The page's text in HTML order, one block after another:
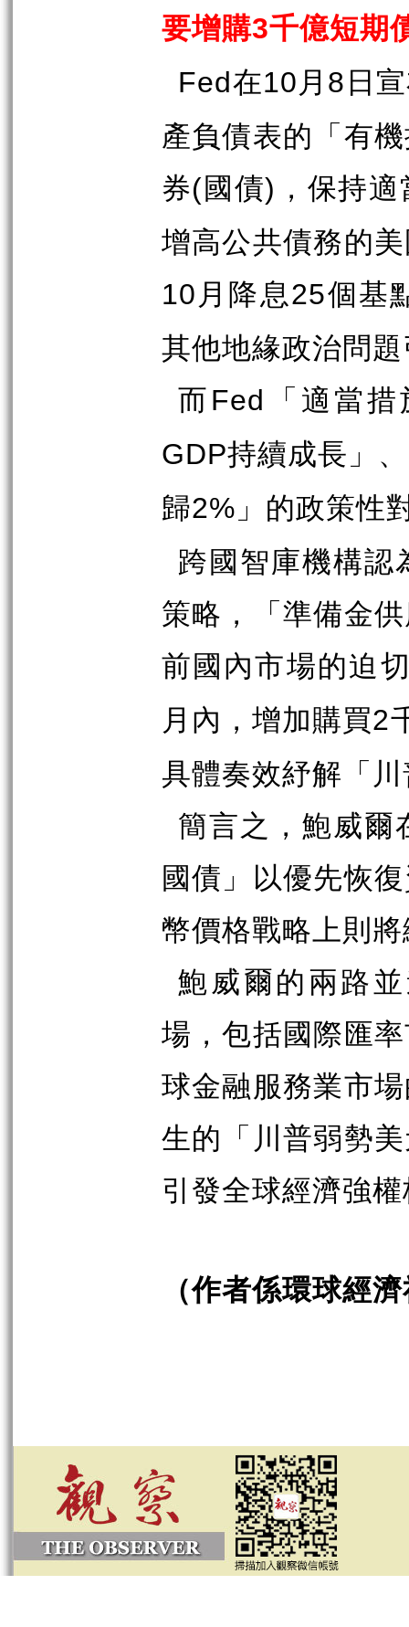
要增購3千億短期
Fed在10月 8 日
產負債表的「有
券(國債) ，保持
增高公共債務的
10 月降息25個基
其他地緣政治問
而Fed 「適當
GDP持續成長」
歸2% 」的政策性
跨國智庫機構認
策略，「準備金
前國內市場的迫
月內，增加購買2
具體奏效紓解「
簡言之，鮑威爾
國債」以優先恢
幣價格戰略上則
鮑威爾的兩路
場，包括國際匯
球金融服務業市
生的「川普弱勢
引發全球經濟強
（作者係環球經